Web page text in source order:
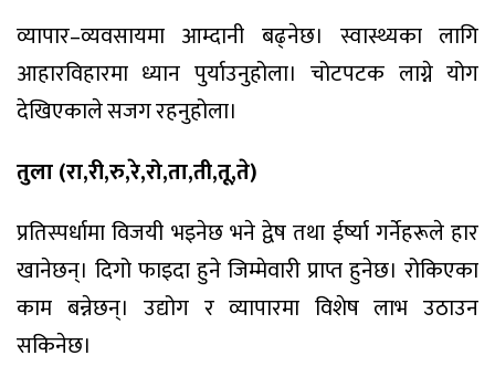
व्यापार–व्यवसायमा आम्दानी बढ्नेछ। स्वास्थ्यका लागि
आहारविहारमा ध्यान पुर्याउनुहोला। चोटपटक लाग्ने योग
देखिएकाले सजग रहनुहोला।
तुला (रा,री,रु,रे,रो,ता,ती,तू,ते)
प्रतिस्पर्धामा विजयी भइनेछ भने द्वेष तथा ईर्ष्या गर्नेहरूले हार
खानेछन्। दिगो फाइदा हुने जिम्मेवारी प्राप्त हुनेछ। रोकिएका
काम बन्नेछन्। उद्योग र व्यापारमा विशेष लाभ उठाउन
सकिनेछ।